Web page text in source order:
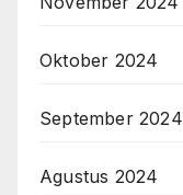
Oktober 2024
September 2024
Agustus 2024